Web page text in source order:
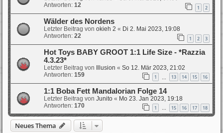
Antworten: 12 1 2
Wälder des Nordens
Letzter Beitrag von okieh 2 « Di 2. Mai 2023, 19:08
Antworten: 22 1 2 3
Hot Toys BABY GROOT 1:1 Life Size - *Razzia
4.3.23*
Letzter Beitrag von Illusion « So 12. Mär 2023, 21:02
Antworten: 159 1 13 14 15 16
1:1 Boba Fett Mandalorian Folge 14
Letzter Beitrag von Junito « Mo 23. Jan 2023, 19:18
Antworten: 170 1 … 15 16 17 18
Neues Thema